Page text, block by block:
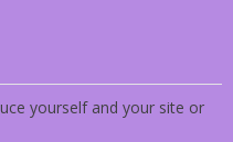
yourself and your site or